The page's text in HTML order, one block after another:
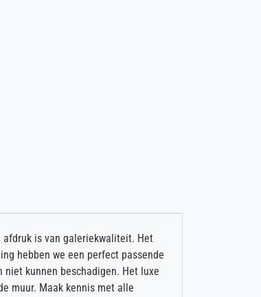
afdruk is van galeriekwaliteit. Het
hebben we een perfect passende
kunnen beschadigen. Het luxe
muur. Maak kennis met alle